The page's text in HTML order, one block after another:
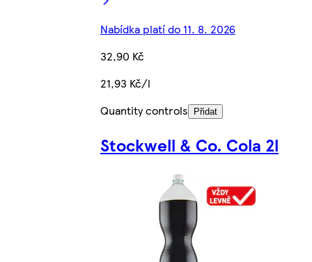
Nabídka platí do 11. 8. 2026
32,90 Kč
21,93 Kč/l
Quantity controls
Přidat
Stockwell & Co. Cola 2l